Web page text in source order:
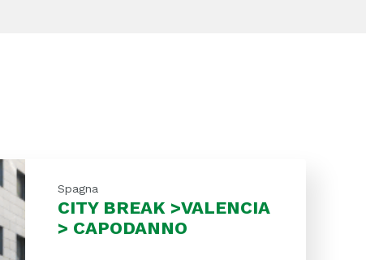
Spagna
CITY BREAK >VALENCIA
> CAPODANNO